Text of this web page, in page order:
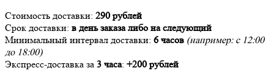
Стоимость доставки: 290 рублей
Срок доставки: в день заказа либо на следующий
Минимальный интервал доставки: 6 часов (например: с 12:00
до 18:00)
Экспресс-доставка за 3 часа: +200 рублей